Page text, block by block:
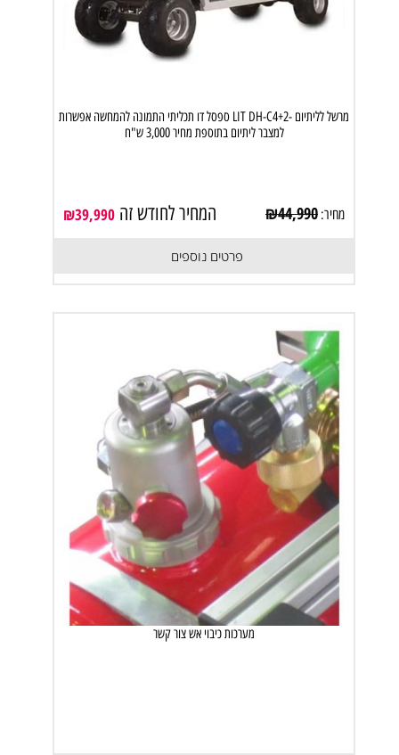
מרשל לליתיום -LIT DH-C4+2 ספסל דו תכליתי התמונה להמחשה אפשרות
למצבר ליתיום בתוספת מחיר 3,000 ש"ח
מחיר: ₪44,990 המחיר לחודש זה ₪39,990
פרטים נוספים
מערכות כיבוי אש צור קשר